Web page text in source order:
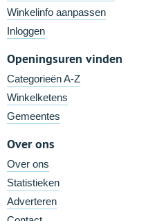
Winkelinfo aanpassen
Inloggen
Openingsuren vinden
Categorieën A-Z
Winkelketens
Gemeentes
Over ons
Over ons
Statistieken
Adverteren